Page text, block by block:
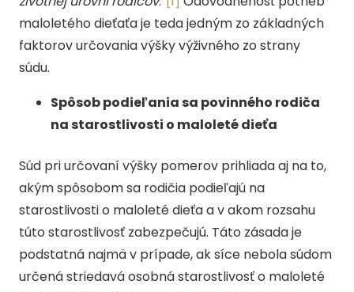
maloletého dieťaťa je teda jedným zo základných
faktorov určovania výšky výživného zo strany
súdu.
Spôsob podieľania sa povinného rodiča
na starostlivosti o maloleté dieťa
Súd pri určovaní výšky pomerov prihliada aj na to,
akým spôsobom sa rodičia podieľajú na
starostlivosti o maloleté dieťa a v akom rozsahu
túto starostlivosť zabezpečujú. Táto zásada je
podstatná najmä v prípade, ak síce nebola súdom
určená striedavá osobná starostlivosť o maloleté